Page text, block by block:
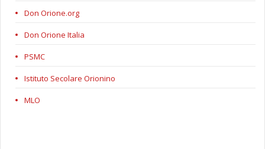
Don Orione.org
Don Orione Italia
PSMC
Istituto Secolare Orionino
MLO